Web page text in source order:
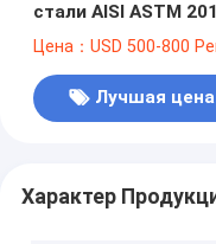
стали AISI ASTM
Цена：USD 500-800
Лучшая цена
Характер